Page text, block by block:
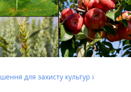
для захисту культур і